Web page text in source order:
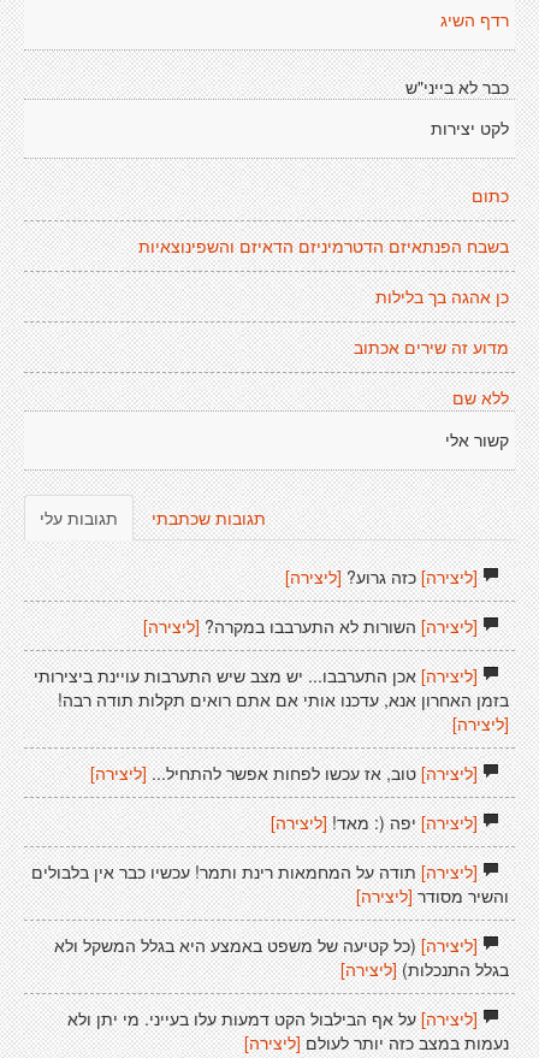
רדף השיג
כבר לא בייני"ש
לקט יצירות
כתום
בשבח הפנתאיזם הדטרמיניזם הדאיזם והשפינוצאיות
כן אהגה בך בלילות
מדוע זה שירים אכתוב
ללא שם
קשור אלי
תגובות עלי תגובות שכתבתי
[ליצירה]כזה גרוע? [ליצירה]
[ליצירה]השורות לא התערבבו במקרה? [ליצירה]
[ליצירה]אכן התערבבו... יש מצב שיש התערבות עויינת ביצירותי
בזמן האחרון אנא, עדכנו אותי אם אתם רואים תקלות תודה רבה!
[ליצירה]
[ליצירה]טוב, אז עכשו לפחות אפשר להתחיל... [ליצירה]
[ליצירה]יפה (: מאד! [ליצירה]
[ליצירה]תודה על המחמאות רינת ותמר! עכשיו כבר אין בלבולים
והשיר מסודר[ליצירה]
[ליצירה](כל קטיעה של משפט באמצע היא בגלל המשקל ולא
בגלל התנכלות) [ליצירה]
[ליצירה]על אף הבילבול הקט דמעות עלו בעייני. מי יתן ולא
נעמות במצב כזה יותר לעולם[ליצירה]